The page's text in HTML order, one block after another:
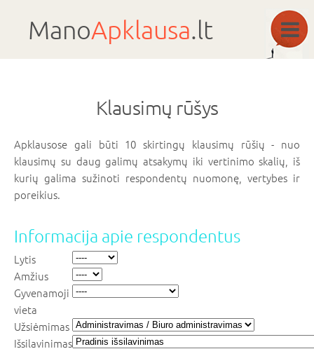
ManoApklausa.lt
Klausimų rūšys
Apklausose gali būti 10 skirtingų klausimų rūšių - nuo
klausimų su daug galimų atsakymų iki vertinimo skalių, iš
kurių galima sužinoti respondentų nuomonę, vertybes ir
poreikius.
Informacija apie respondentus
Lytis
Amžius
Gyvenamoji
vieta
Užsiėmimas
Išsilavinimas